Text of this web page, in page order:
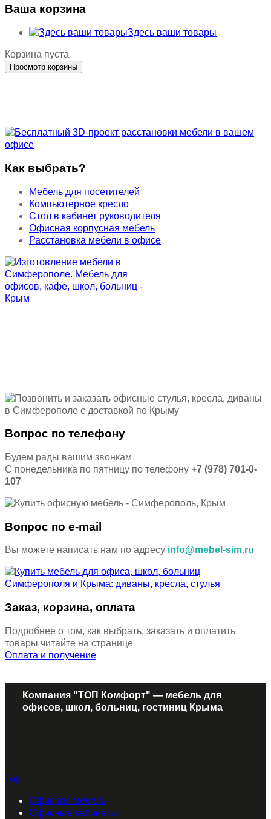
Ваша корзина
Здесь ваши товары
Корзина пуста
Как выбрать?
Мебель для посетителей
Компьютерное кресло
Стол в кабинет руководителя
Офисная корпусная мебель
Расстановка мебели в офисе
Вопрос по телефону
Будем рады вашим звонкам
С понедельника по пятницу по телефону +7 (978) 701-0-
107
Вопрос по e-mail
Вы можете написать нам по адресу info@mebel-sim.ru
Заказ, корзина, оплата
Подробнее о том, как выбрать, заказать и оплатить
товары читайте на странице
Оплата и получение
Компания "ТОП Комфорт" — мебель для
офисов, школ, больниц, гостиниц Крыма
Top
Офисная мебель
Офисные кабинеты